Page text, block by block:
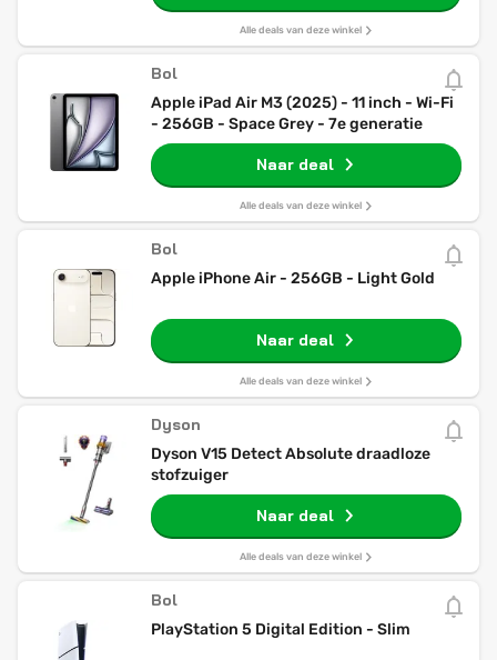
Alle deals van deze winkel
Bol
Apple iPad Air M3 (2025) - 11 inch - Wi-Fi
- 256GB - Space Grey - 7e generatie
Naar deal
Alle deals van deze winkel
Bol
Apple iPhone Air - 256GB - Light Gold
Naar deal
Alle deals van deze winkel
Dyson
Dyson V15 Detect Absolute draadloze
stofzuiger
Naar deal
Alle deals van deze winkel
Bol
PlayStation 5 Digital Edition - Slim